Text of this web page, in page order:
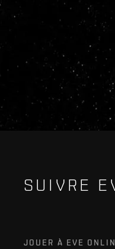
SUIVRE
JOUER À EVE